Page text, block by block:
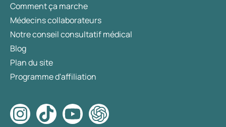
Comment ça marche
Médecins collaborateurs
Notre conseil consultatif médical
Blog
Plan du site
Programme d'affiliation